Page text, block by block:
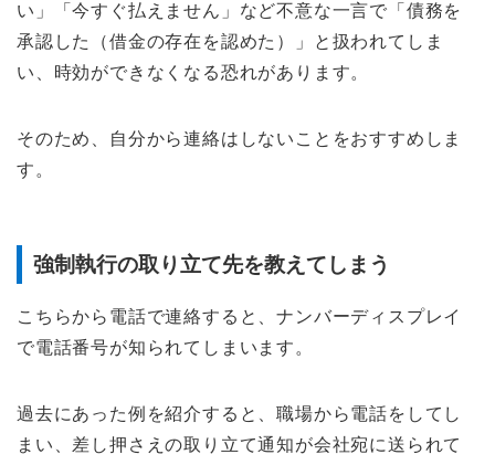
い」「今すぐ払えません」など不意な一言で「債務を
承認した（借金の存在を認めた）」と扱われてしま
い、時効ができなくなる恐れがあります。
そのため、自分から連絡はしないことをおすすめしま
す。
強制執行の取り立て先を教えてしまう
こちらから電話で連絡すると、ナンバーディスプレイ
で電話番号が知られてしまいます。
過去にあった例を紹介すると、職場から電話をしてし
まい、差し押さえの取り立て通知が会社宛に送られて